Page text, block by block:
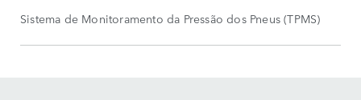
Sistema de Monitoramento da Pressão dos Pneus (TPMS)